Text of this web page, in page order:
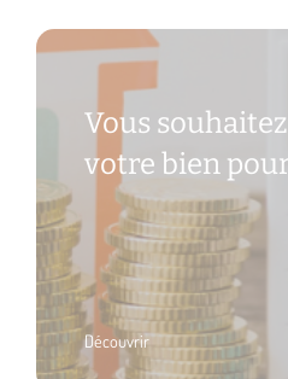
Vous
votre bien
Découvrir